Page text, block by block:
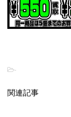
-
関連記事